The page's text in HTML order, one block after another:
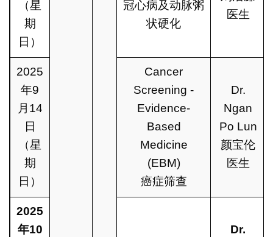
（星
期
日）
冠心病及动脉粥
状硬化
医生
2025
年9
月14
日
（星
期
日）
Cancer
Screening -
Evidence-
Based
Medicine
(EBM)
癌症筛查
Dr.
Ngan
Po Lun
颜宝伦
医生
2025
年10
Dr.